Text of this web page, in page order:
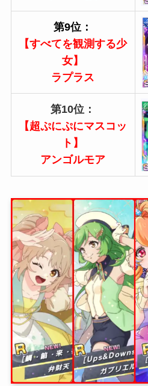
第9位：
【すべてを観測する少
女】
ラプラス
第10位：
【超ぷにぷにマスコッ
ト】
アンゴルモア